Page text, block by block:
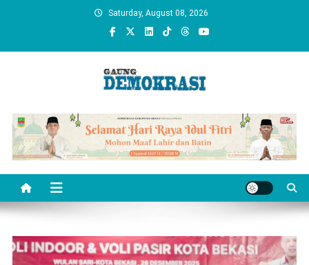
Saturday, August 08, 2026
gaungdemokrasi.com